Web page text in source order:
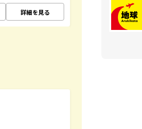
詳細を見る